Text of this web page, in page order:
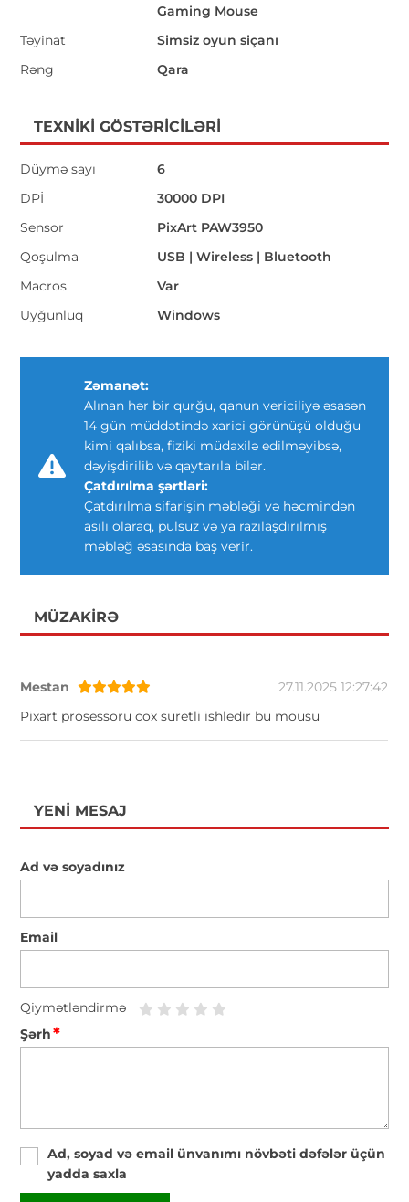
Gaming Mouse
Təyinat
Simsiz oyun siçanı
Rəng
Qara
TEXNIKI GÖSTƏRICILƏRI
Düymə sayı
6
DPİ
30000 DPI
Sensor
PixArt PAW3950
Qoşulma
USB | Wireless | Bluetooth
Macros
Var
Uyğunluq
Windows
Zəmanət:
Alınan hər bir qurğu, qanun vericiliyə əsasən
14 gün müddətində xarici görünüşü olduğu
kimi qalıbsa, fiziki müdaxilə edilməyibsə,
dəyişdirilib və qaytarıla bilər.
Çatdırılma şərtləri:
Çatdırılma sifarişin məbləği və həcmindən
asılı olaraq, pulsuz və ya razılaşdırılmış
məbləğ əsasında baş verir.
MÜZAKIRƏ
Mestan
27.11.2025 12:27:42
Pixart prosessoru cox suretli ishledir bu mousu
YENI MESAJ
Ad və soyadınız
Email
Qiymətləndirmə
Şərh*
Ad, soyad və email ünvanımı növbəti dəfələr üçün
yadda saxla